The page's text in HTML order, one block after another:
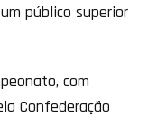
público superior
com
Confederação